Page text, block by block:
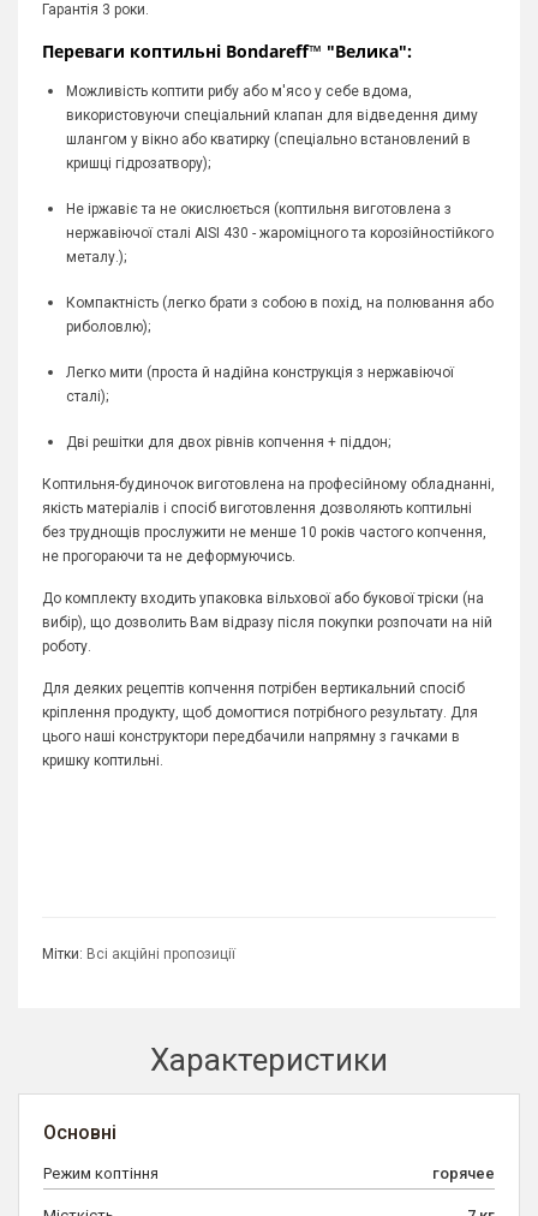
Гарантія 3 роки.
Переваги коптильні Bondareff™ "Велика":
Можливість коптити рибу або м'ясо у себе вдома,
використовуючи спеціальний клапан для відведення диму
шлангом у вікно або кватирку (спеціально встановлений в
кришці гідрозатвору);
Не іржавіє та не окислюється (коптильня виготовлена з
нержавіючої сталі AISI 430 - жароміцного та корозійностійкого
металу.);
Компактність (легко брати з собою в похід, на полювання або
риболовлю);
Легко мити (проста й надійна конструкція з нержавіючої
сталі);
Дві решітки для двох рівнів копчення + піддон;
Коптильня-будиночок виготовлена на професійному обладнанні,
якість матеріалів і спосіб виготовлення дозволяють коптильні
без труднощів прослужити не менше 10 років частого копчення,
не прогораючи та не деформуючись.
До комплекту входить упаковка вільхової або букової тріски (на
вибір), що дозволить Вам відразу після покупки розпочати на ній
роботу.
Для деяких рецептів копчення потрібен вертикальний спосіб
кріплення продукту, щоб домогтися потрібного результату. Для
цього наші конструктори передбачили напрямну з гачками в
кришку коптильні.
Мітки: Всі акційні пропозиції
Характеристики
Основні
Режим коптіння горячее